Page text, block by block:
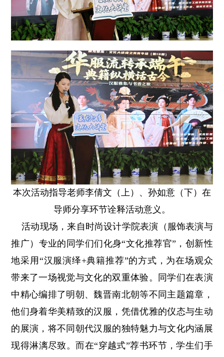
本次活动指导老师李倩文（上）、孙如意（下）在
导师分享环节诠释活动意义。
活动现场，来自时尚设计学院表演（服饰表演与
推广）专业的同学们们化身“文化推荐官”，创新性
地采用“汉服演绎+典籍推荐”的方式，为在场观众
带来了一场视觉与文化的双重体验。同学们在表演
中精心编排了明朝、魏晋南北朝等不同主题篇章，
他们身着华美精致的汉服，凭借优雅的仪态与生动
的展演，将不同朝代汉服的独特魅力与文化内涵展
现得淋漓尽致。而在“穿越式”荐书环节，学生们手